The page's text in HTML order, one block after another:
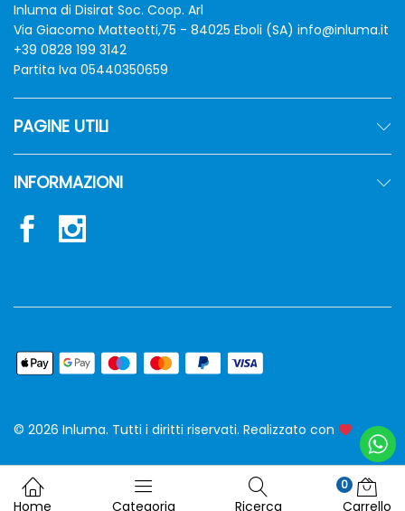
Inluma di Disirat Soc. Coop. Arl
Via Giacomo Matteotti,75 - 84025 Eboli (SA) info@inluma.it
+39 0828 199 3142
Partita Iva 05440350659
PAGINE UTILI
INFORMAZIONI
© 2026 Inluma. Tutti i diritti riservati. Realizzato con siw
Home Categoria Ricerca
0
Carrello